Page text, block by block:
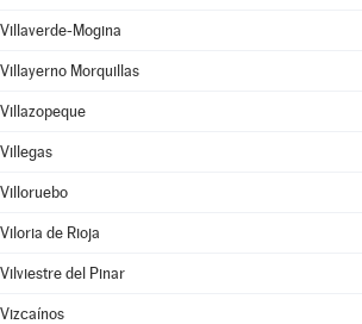
Villaverde-Mogina
Villayerno Morquillas
Villazopeque
Villegas
Villoruebo
Viloria de Rioja
Vilviestre del Pinar
Vizcaínos